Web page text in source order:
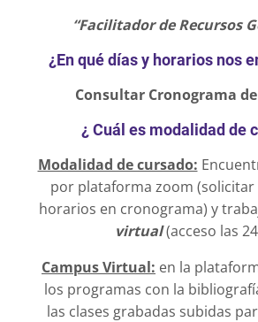
“Facilitador de Recursos
¿En qué días y horarios nos
Consultar Cronograma
¿ Cuál es modalidad de
Modalidad de cursado:
por plataforma zoom (solicitar
horarios en cronograma) y
virtual(acceso las
Campus Virtual: en la
los programas con la
las clases grabadas subidas